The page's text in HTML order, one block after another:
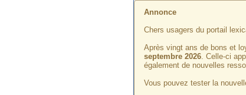
Annonce
Chers usagers du portail
Après vingt ans de bons et
septembre 2026. Celle-ci
également de nouvelles
Vous pouvez tester la